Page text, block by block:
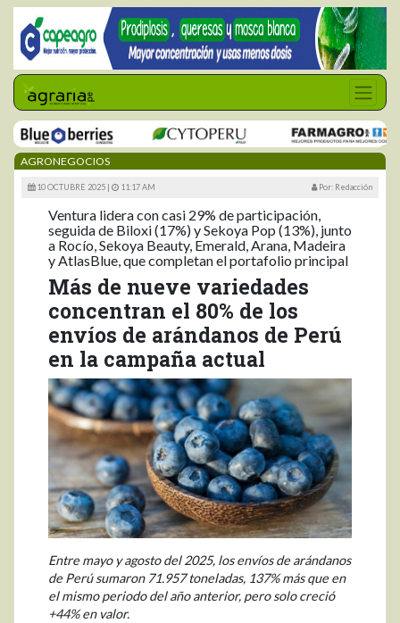
AGRONEGOCIOS
10 OCTUBRE 2025 | 11:17 AM Por: Redacción
Ventura lidera con casi 29% de participación,
seguida de Biloxi (17%) y Sekoya Pop (13%), junto
a Rocío, Sekoya Beauty, Emerald, Arana, Madeira
y AtlasBlue, que completan el portafolio principal
Más de nueve variedades
concentran el 80% de los
envíos de arándanos de Perú
en la campaña actual
Entre mayo y agosto del 2025, los envíos de arándanos
de Perú sumaron 71.957 toneladas, 137% más que en
el mismo periodo del año anterior, pero solo creció
+44% en valor.